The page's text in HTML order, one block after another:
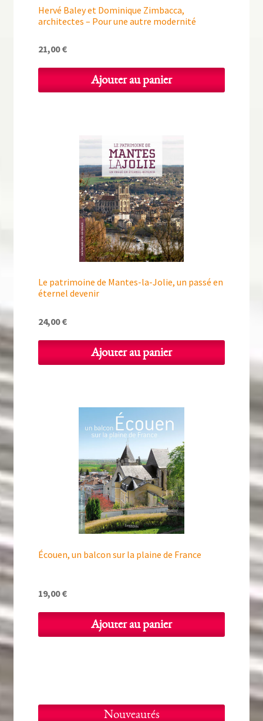
Hervé Baley et Dominique Zimbacca,
architectes – Pour une autre modernité
21,00€
Ajouter au panier
Le patrimoine de Mantes-la-Jolie, un passé en
éternel devenir
24,00€
Ajouter au panier
Écouen, un balcon sur la plaine de France
19,00€
Ajouter au panier
Nouveautés